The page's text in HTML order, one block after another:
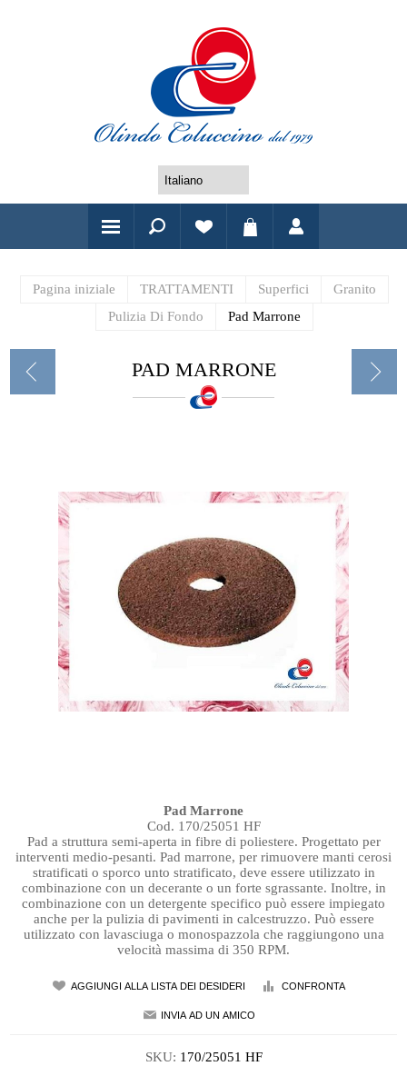
Pagina iniziale TRATTAMENTI Superfici
Granito
Pulizia Di Fondo
Pad Marrone
PAD MARRONE
Pad Marrone
Cod. 170/25051 HF
Pad a struttura semi-aperta in fibre di poliestere. Progettato per
interventi medio-pesanti. Pad marrone, per rimuovere manti cerosi
stratificati o sporco unto stratificato, deve essere utilizzato in
combinazione con un decerante o un forte sgrassante. Inoltre, in
combinazione con un detergente specifico può essere impiegato
anche per la pulizia di pavimenti in calcestruzzo. Può essere
utilizzato con lavasciuga o monospazzola che raggiungono una
velocità massima di 350 RPM.
SKU: 170/25051 HF